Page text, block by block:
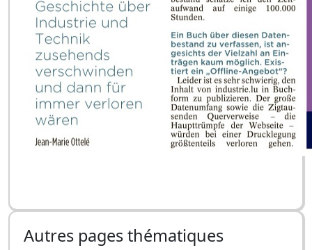
Autres pages thématiques